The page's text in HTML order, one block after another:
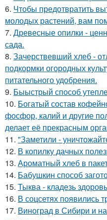
6. Чтобы предотвратить
молодых растений, вам
7. Древесные опилки -
сада.
8. Зачерствевший хлеб -
подкормки огородных
питательного удобрения.
9. Быыстрый способ
10. Богатый состав
фосфор, калий и другие
делает её прекрасным
11. "Заметили -
12. В копилку дачных
13. Ароматный хлеб в
14. Бабушкин способ
15. Тыква - кладезь
16. В соцсетях появились
17. Виноград в Сибири и